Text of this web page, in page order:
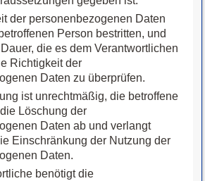
der personenbezogenen Daten
Person bestritten, und
die es dem Verantwortlichen
Richtigkeit der
Daten zu überprüfen.
ist unrechtmäßig, die betroffene
Löschung der
Daten ab und verlangt
Einschränkung der Nutzung der
Daten.
benötigt die